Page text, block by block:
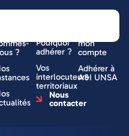
?
Pourquoi
adhérer ?
Vos
interlocuteurs
territoriaux
Nous
contacter
mon
compte
Adhérer à
A&I UNSA